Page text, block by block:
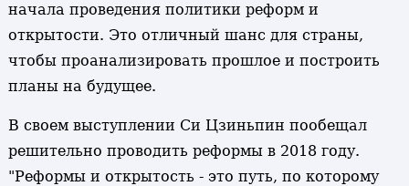
начала проведения политики реформ и
открытости. Это отличный шанс для страны,
чтобы проанализировать прошлое и построить
планы на будущее.
В своем выступлении Си Цзиньпин пообещал
решительно проводить реформы в 2018 году.
"Реформы и открытость - это путь, по которому